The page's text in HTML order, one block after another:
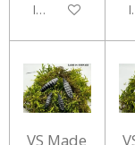
In den Warenkorb
VS Made